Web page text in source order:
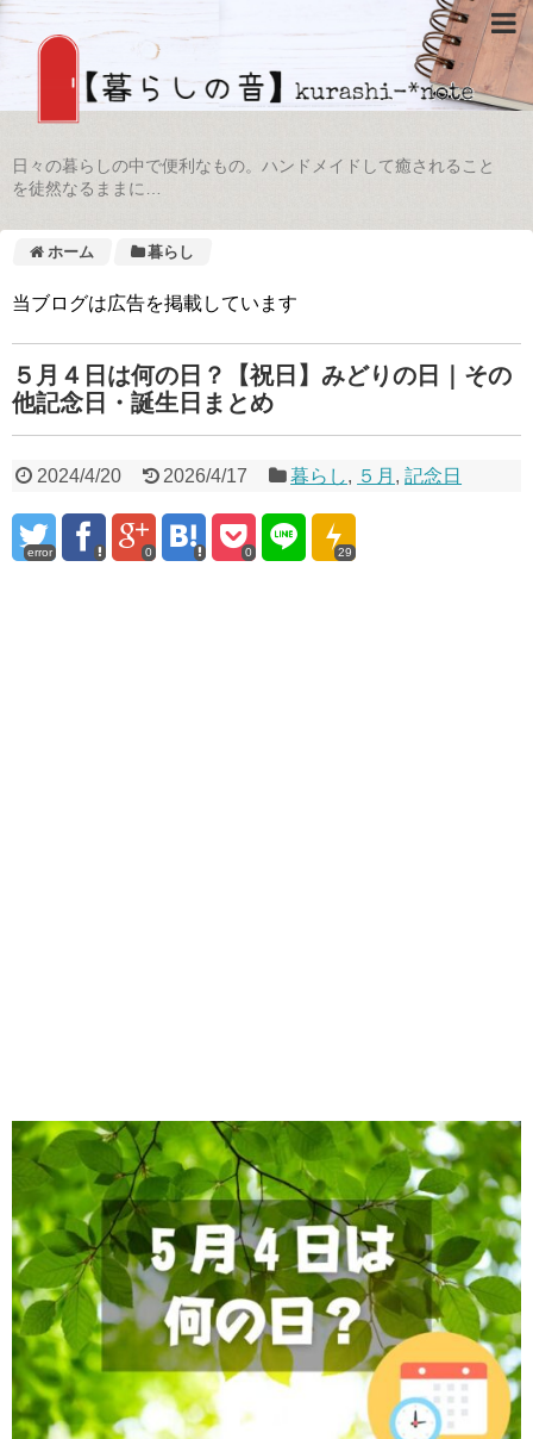
日々の暮らしの中で便利なもの。ハンドメイドして癒されること
を徒然なるままに…
ホーム 暮らし
当ブログは広告を掲載しています
５月４日は何の日？【祝日】みどりの日｜その
他記念日・誕生日まとめ
2024/4/20 2026/4/17 暮らし, ５月 ,記念日
error 0 0 29